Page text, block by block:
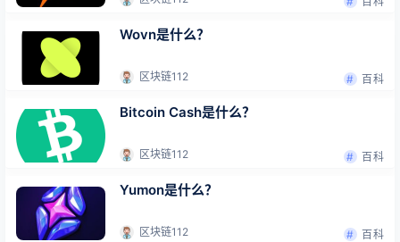
Wovn是什么？
区块链112 百科
Bitcoin Cash是什么？
区块链112 百科
Yumon是什么？
区块链112 百科